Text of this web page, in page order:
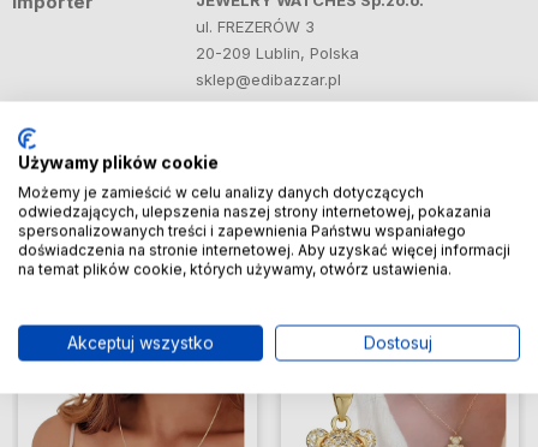
ul. FREZERÓW 3
20-209 Lublin, Polska
sklep@edibazzar.pl
Produkty powiązane
Używamy plików cookie
Możemy je zamieścić w celu analizy danych dotyczących
odwiedzających, ulepszenia naszej strony internetowej, pokazania
spersonalizowanych treści i zapewnienia Państwu wspaniałego
doświadczenia na stronie internetowej. Aby uzyskać więcej informacji
na temat plików cookie, których używamy, otwórz ustawienia.
Akceptuj wszystko Dostosuj